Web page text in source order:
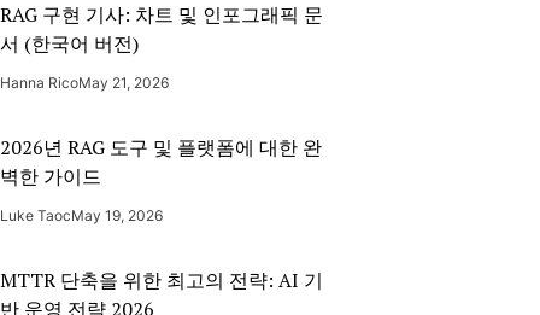
RAG 구현 기사: 차트 및 인포그래픽 문
서 (한국어 버전)
Hanna RicoMay 21, 2026
2026년 RAG 도구 및 플랫폼에 대한 완
벽한 가이드
Luke TaocMay 19, 2026
MTTR 단축을 위한 최고의 전략: AI 기
반 운영 전략 2026